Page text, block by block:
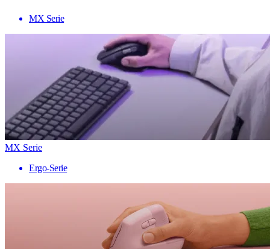
MX Serie
MX Serie
Ergo-Serie